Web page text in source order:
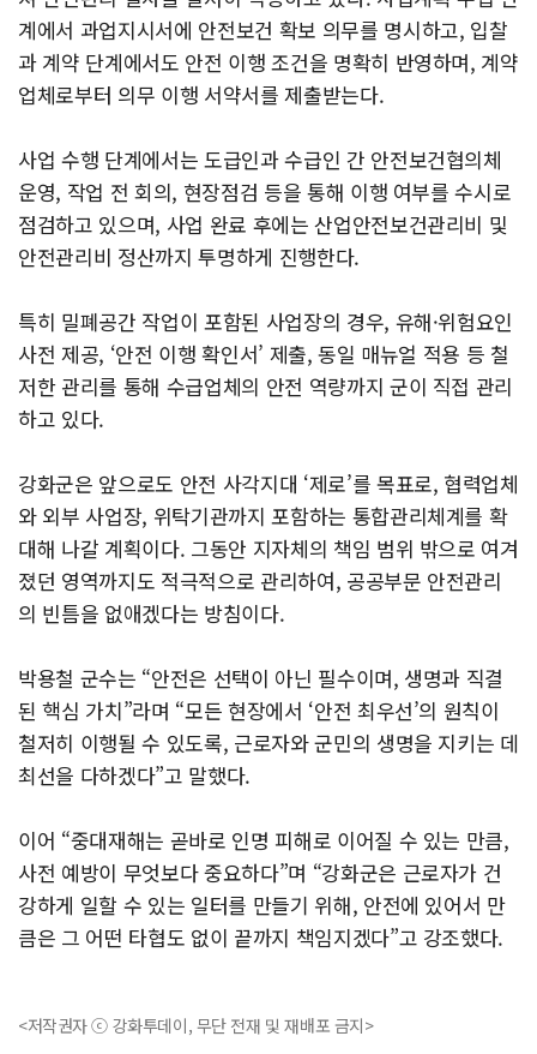
계에서 과업지시서에 안전보건 확보 의무를 명시하고, 입찰
과 계약 단계에서도 안전 이행 조건을 명확히 반영하며, 계약
업체로부터 의무 이행 서약서를 제출받는다.
사업 수행 단계에서는 도급인과 수급인 간 안전보건협의체
운영, 작업 전 회의, 현장점검 등을 통해 이행 여부를 수시로
점검하고 있으며, 사업 완료 후에는 산업안전보건관리비 및
안전관리비 정산까지 투명하게 진행한다.
특히 밀폐공간 작업이 포함된 사업장의 경우, 유해·위험요인
사전 제공, ‘안전 이행 확인서’ 제출, 동일 매뉴얼 적용 등 철
저한 관리를 통해 수급업체의 안전 역량까지 군이 직접 관리
하고 있다.
강화군은 앞으로도 안전 사각지대 ‘제로’를 목표로, 협력업체
와 외부 사업장, 위탁기관까지 포함하는 통합관리체계를 확
대해 나갈 계획이다. 그동안 지자체의 책임 범위 밖으로 여겨
졌던 영역까지도 적극적으로 관리하여, 공공부문 안전관리
의 빈틈을 없애겠다는 방침이다.
박용철 군수는 “안전은 선택이 아닌 필수이며, 생명과 직결
된 핵심 가치”라며 “모든 현장에서 ‘안전 최우선’의 원칙이
철저히 이행될 수 있도록, 근로자와 군민의 생명을 지키는 데
최선을 다하겠다”고 말했다.
이어 “중대재해는 곧바로 인명 피해로 이어질 수 있는 만큼,
사전 예방이 무엇보다 중요하다”며 “강화군은 근로자가 건
강하게 일할 수 있는 일터를 만들기 위해, 안전에 있어서 만
큼은 그 어떤 타협도 없이 끝까지 책임지겠다”고 강조했다.
<저작권자 ⓒ 강화투데이, 무단 전재 및 재배포 금지>